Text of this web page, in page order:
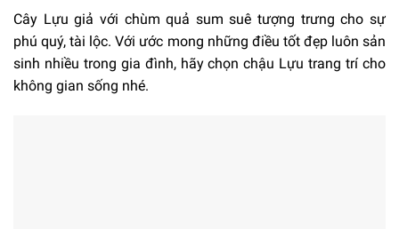
Cây Lựu giả với chùm quả sum suê tượng trưng cho sự
phú quý, tài lộc. Với ước mong những điều tốt đẹp luôn sản
sinh nhiều trong gia đình, hãy chọn chậu Lựu trang trí cho
không gian sống nhé.